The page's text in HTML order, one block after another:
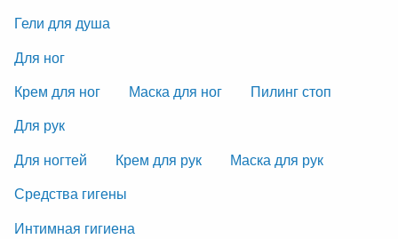
Гели для душа
Для ног
Крем для ног
Маска для ног
Пилинг стоп
Для рук
Для ногтей
Крем для рук
Маска для рук
Средства гигены
Интимная гигиена